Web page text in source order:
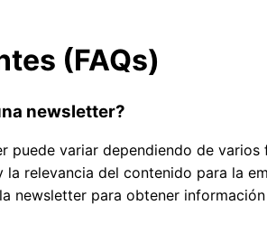
(FAQs)
newsletter?
puede variar dependiendo de
la relevancia del contenido para la
newsletter para obtener